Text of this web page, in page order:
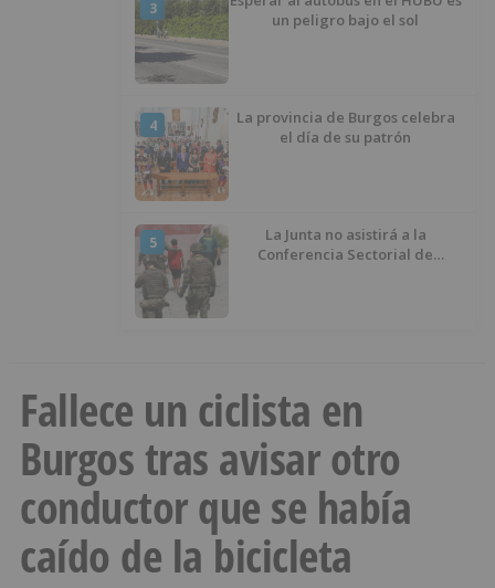
3
un peligro bajo el sol
4
La provincia de Burgos celebra
el día de su patrón
5
La Junta no asistirá a la
Conferencia Sectorial de
Fallece un ciclista en
Burgos tras avisar otro
conductor que se había
caído de la bicicleta